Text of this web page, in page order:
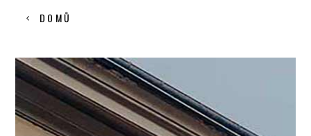
DOMŮ